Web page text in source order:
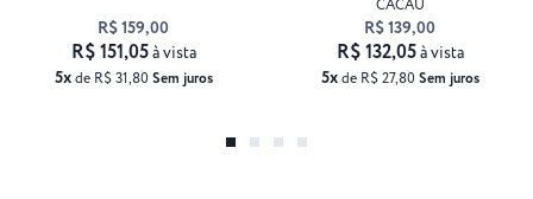
R$ 159,00
5xde R$ 31,80 Sem juros
R$ 151,05à vista
CACAU
R$ 139,00
5xde R$ 27,80 Sem juros
R$ 132,05à vista